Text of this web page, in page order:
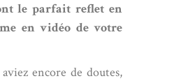
le parfait reflet en
en vidéo de votre
encore de doutes,